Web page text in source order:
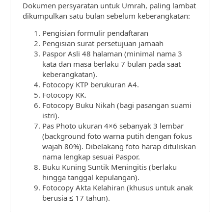
Dokumen persyaratan untuk Umrah, paling lambat
dikumpulkan satu bulan sebelum keberangkatan:
Pengisian formulir pendaftaran
Pengisian surat persetujuan jamaah
Paspor Asli 48 halaman (minimal nama 3
kata dan masa berlaku 7 bulan pada saat
keberangkatan).
Fotocopy KTP berukuran A4.
Fotocopy KK.
Fotocopy Buku Nikah (bagi pasangan suami
istri).
Pas Photo ukuran 4×6 sebanyak 3 lembar
(background foto warna putih dengan fokus
wajah 80%). Dibelakang foto harap dituliskan
nama lengkap sesuai Paspor.
Buku Kuning Suntik Meningitis (berlaku
hingga tanggal kepulangan).
Fotocopy Akta Kelahiran (khusus untuk anak
berusia ≤ 17 tahun).